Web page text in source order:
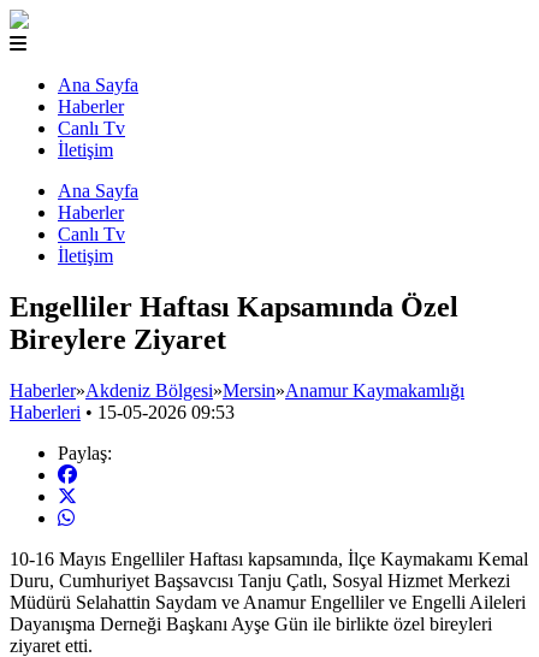
Ana Sayfa
Haberler
Canlı Tv
İletişim
Ana Sayfa
Haberler
Canlı Tv
İletişim
Engelliler Haftası Kapsamında Özel
Bireylere Ziyaret
Haberler»Akdeniz Bölgesi»Mersin»Anamur Kaymakamlığı
Haberleri • 15-05-2026 09:53
Paylaş:
10-16 Mayıs Engelliler Haftası kapsamında, İlçe Kaymakamı Kemal
Duru, Cumhuriyet Başsavcısı Tanju Çatlı, Sosyal Hizmet Merkezi
Müdürü Selahattin Saydam ve Anamur Engelliler ve Engelli Aileleri
Dayanışma Derneği Başkanı Ayşe Gün ile birlikte özel bireyleri
ziyaret etti.